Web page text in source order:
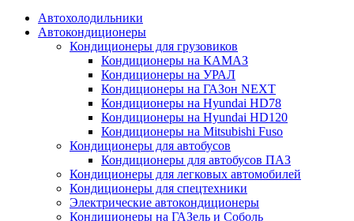
Автохолодильники
Автокондиционеры
Кондиционеры для грузовиков
Кондиционеры на КАМАЗ
Кондиционеры на УРАЛ
Кондиционеры на ГАЗон NEXT
Кондиционеры на Hyundai HD78
Кондиционеры на Hyundai HD120
Кондиционеры на Mitsubishi Fuso
Кондиционеры для автобусов
Кондиционеры для автобусов ПАЗ
Кондиционеры для легковых автомобилей
Кондиционеры для спецтехники
Электрические автокондиционеры
Кондиционеры на ГАЗель и Соболь